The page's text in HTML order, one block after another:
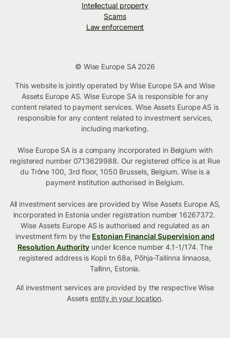
Intellectual property
Scams
Law enforcement
© Wise Europe SA 2026
This website is jointly operated by Wise Europe SA and Wise
Assets Europe AS. Wise Europe SA is responsible for any
content related to payment services. Wise Assets Europe AS is
responsible for any content related to investment services,
including marketing.
Wise Europe SA is a company incorporated in Belgium with
registered number 0713629988. Our registered office is at Rue
du Trône 100, 3rd floor, 1050 Brussels, Belgium. Wise is a
payment institution authorised in Belgium.
All investment services are provided by Wise Assets Europe AS,
incorporated in Estonia under registration number 16267372.
Wise Assets Europe AS is authorised and regulated as an
investment firm by the Estonian Financial Supervision and
Resolution Authority under licence number 4.1-1/174. The
registered address is Kopli tn 68a, Põhja-Tallinna linnaosa,
Tallinn, Estonia.
All investment services are provided by the respective Wise
Assetsentity in your location.